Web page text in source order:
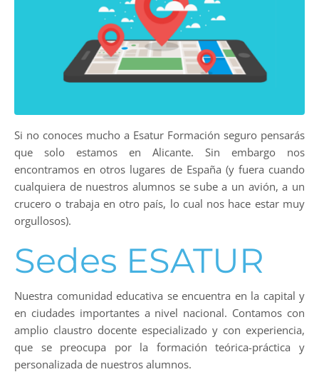
Si no conoces mucho a Esatur Formación seguro pensarás
que solo estamos en Alicante. Sin embargo nos
encontramos en otros lugares de España (y fuera cuando
cualquiera de nuestros alumnos se sube a un avión, a un
crucero o trabaja en otro país, lo cual nos hace estar muy
orgullosos).
Sedes ESATUR
Nuestra comunidad educativa se encuentra en la capital y
en ciudades importantes a nivel nacional. Contamos con
amplio claustro docente especializado y con experiencia,
que se preocupa por la formación teórica-práctica y
personalizada de nuestros alumnos.